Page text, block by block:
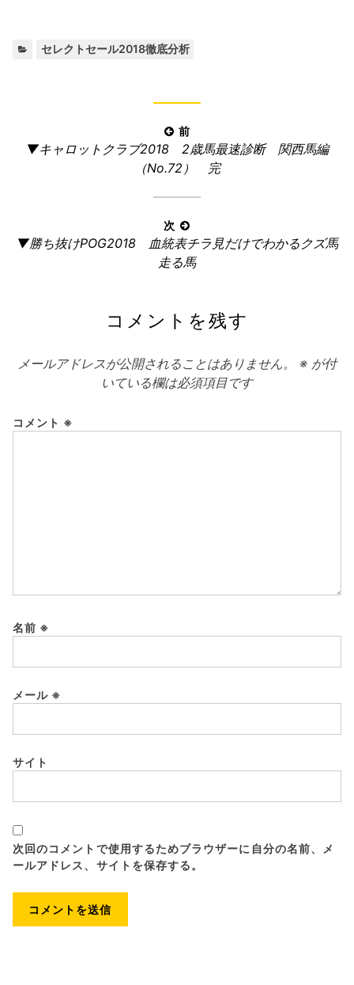
セレクトセール2018徹底分析
稿
ー
前
前
▼キャロットクラブ2018 2歳馬最速診断 関西馬編
（No.72） 完
次
次
▼勝ち抜けPOG2018 血統表チラ見だけでわかるクズ馬
走る馬
コメントを残す
メールアドレスが公開されることはありません。 ※ が付
いている欄は必須項目です
コメント ※
名前 ※
メール ※
サイト
次回のコメントで使用するためブラウザーに自分の名前、メ
ールアドレス、サイトを保存する。